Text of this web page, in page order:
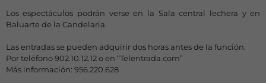
Los espectáculos podrán verse en la Sala central lechera y en
Baluarte de la Candelaria.
Las entradas se pueden adquirir dos horas antes de la función.
Por teléfono 902.10.12.12 o en “Telentrada.com”
Más información: 956.220.628